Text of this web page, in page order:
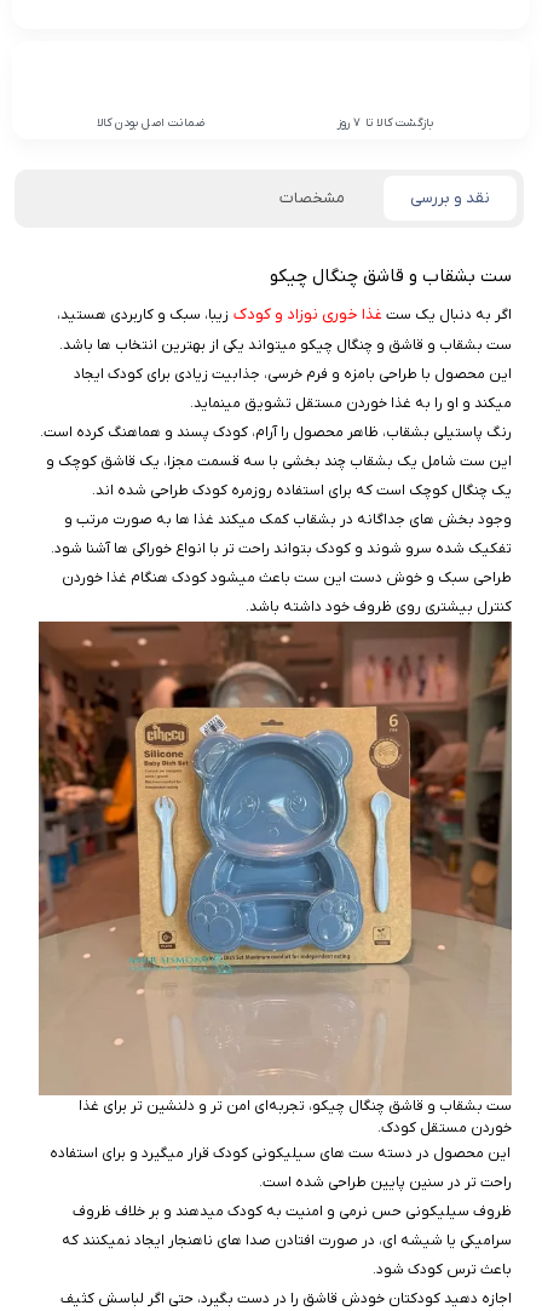
بازگشت کالا تا 7 روز ضمانت اصل بودن کالا
نقد و بررسی مشخصات
ست بشقاب و قاشق چنگال چیکو
اگر به دنبال یک ست غذا خوری نوزاد و کودک زیبا، سبک و کاربردی هستید،
ست بشقاب و قاشق و چنگال چیکو میتواند یکی از بهترین انتخاب‌ ها باشد.
این محصول با طراحی بامزه و فرم خرسی، جذابیت زیادی برای کودک ایجاد
میکند و او را به غذا خوردن مستقل تشویق مینماید.
رنگ پاستیلی بشقاب، ظاهر محصول را آرام، کودک‌ پسند و هماهنگ کرده است.
این ست شامل یک بشقاب چند بخشی با سه قسمت مجزا، یک قاشق کوچک و
یک چنگال کوچک است که برای استفاده روزمره کودک طراحی شده‌ اند.
وجود بخش‌ های جداگانه در بشقاب کمک میکند غذا ها به‌ صورت مرتب و
تفکیک‌ شده سرو شوند و کودک بتواند راحت‌ تر با انواع خوراکی‌ ها آشنا شود.
طراحی سبک و خوش‌ دست این ست باعث میشود کودک هنگام غذا خوردن
کنترل بیشتری روی ظروف خود داشته باشد.
ست بشقاب و قاشق چنگال چیکو، تجربه‌ای امن‌ تر و دلنشین‌ تر برای غذا
خوردن مستقل کودک.
این محصول در دسته ست‌ های سیلیکونی کودک قرار میگیرد و برای استفاده
راحت‌ تر در سنین پایین طراحی شده است.
ظروف سیلیکونی حس نرمی و امنیت به کودک میدهند و بر خلاف ظروف
سرامیکی یا شیشه‌ ای، در صورت افتادن صدا های ناهنجار ایجاد نمیکنند که
باعث ترس کودک شود.
اجازه دهید کودکتان خودش قاشق را در دست بگیرد، حتی اگر لباسش کثیف